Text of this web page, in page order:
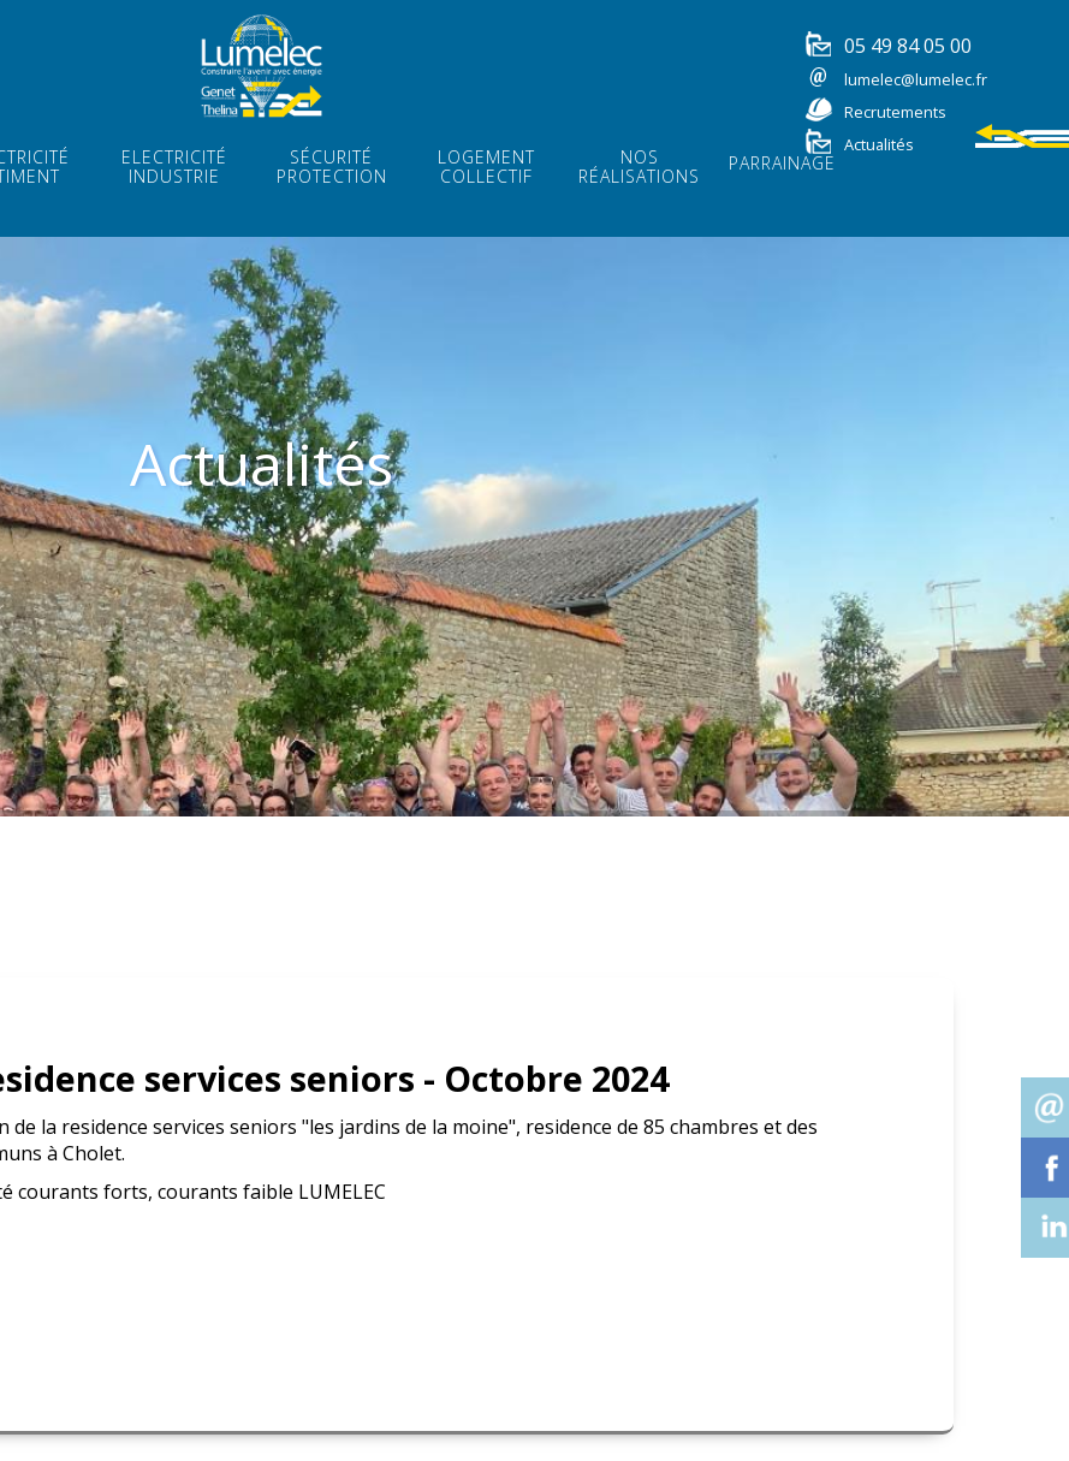
05 49 84 05 00
lumelec@lumelec.fr
Recrutements
Actualités
ELECTRICITÉ
INDUSTRIE
SÉCURITÉ
PROTECTION
LOGEMENT
COLLECTIF
NOS
RÉALISATIONS
PARRAINAGE
Actualités
services seniors - Octobre 2024
de la residence services seniors "les jardins de la moine", residence de 85 chambres et des
à Cholet.
courants forts, courants faible LUMELEC